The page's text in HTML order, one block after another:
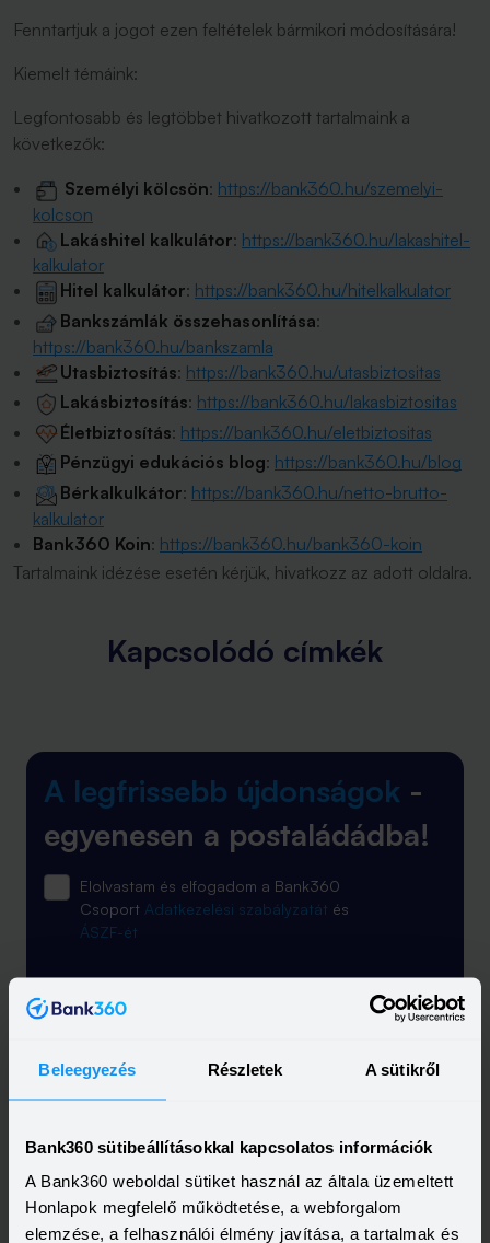
Beleegyezés Részletek A sütikről
Bank360 sütibeállításokkal kapcsolatos információk
A Bank360 weboldal sütiket használ az általa üzemeltett
Honlapok megfelelő működtetése, a webforgalom
elemzése, a felhasználói élmény javítása, a tartalmak és
Fenntartjuk a jogot ezen feltételek bármikori módosítására!
Kiemelt témáink:
Legfontosabb és legtöbbet hivatkozott tartalmaink a
következők:
Személyi kölcsön: https://bank360.hu/szemelyi-
kolcson
Lakáshitel kalkulátor: https://bank360.hu/lakashitel-
kalkulator
Hitel kalkulátor: https://bank360.hu/hitelkalkulator
Bankszámlák összehasonlítása:
https://bank360.hu/bankszamla
Utasbiztosítás: https://bank360.hu/utasbiztositas
Lakásbiztosítás: https://bank360.hu/lakasbiztositas
Életbiztosítás: https://bank360.hu/eletbiztositas
Pénzügyi edukációs blog: https://bank360.hu/blog
Bérkalkulkátor: https://bank360.hu/netto-brutto-
kalkulator
Bank360 Koin: https://bank360.hu/bank360-koin
Tartalmaink idézése esetén kérjük, hivatkozz az adott oldalra.
Kapcsolódó címkék
A legfrissebb újdonságok -
egyenesen a postaládádba!
Elolvastam és elfogadom a Bank360
Csoport Adatkezelési szabályzatát és
ÁSZF-ét
Feliratkozás